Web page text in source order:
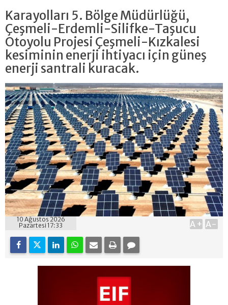
Karayolları 5. Bölge Müdürlüğü,
Çeşmeli-Erdemli-Silifke-Taşucu
Otoyolu Projesi Çeşmeli-Kızkalesi
kesiminin enerji ihtiyacı için güneş
enerji santrali kuracak.
10 Ağustos 2026
Pazartesi 17:33
A+ A-